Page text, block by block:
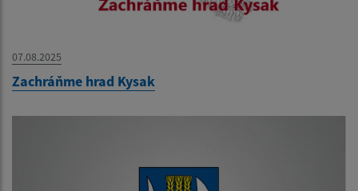
07.08.2025
Zachráňme hrad Kysak